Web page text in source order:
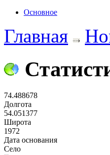
Основное
Главная
74.488678
Долгота
54.051377
Широта
1972
Дата основания
Село